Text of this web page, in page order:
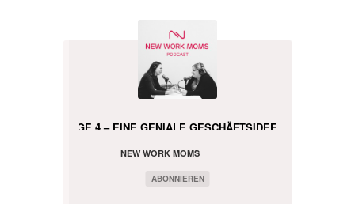
NEW WORK MOMS
ABONNIEREN
FOLGE 4 – EINE GENIALE GESCHÄFTSIDEE